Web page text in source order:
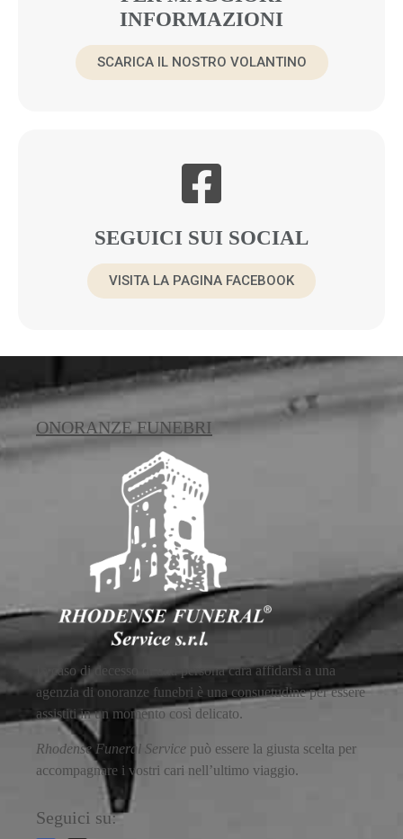
INFORMAZIONI
SCARICA IL NOSTRO VOLANTINO
SEGUICI SUI SOCIAL
VISITA LA PAGINA FACEBOOK
ONORANZE FUNEBRI
In caso di decesso di una persona cara affidarsi a una
agenzia di onoranze funebri è una consuetudine per essere
assistiti in un momento così delicato.
Rhodense Funeral Service può essere la giusta scelta per
accompagnare i vostri cari nell’ultimo viaggio.
Seguici su: